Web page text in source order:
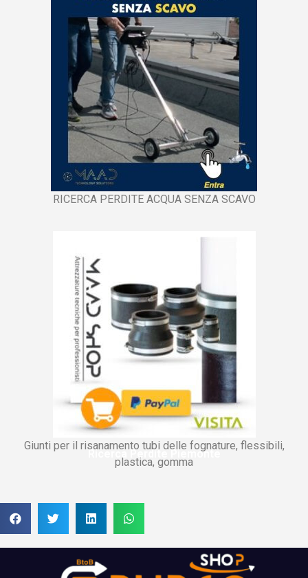
RICERCA PERDITE ACQUA SENZA SCAVO
Giunti per il risanamento tubi delle fognature, flessibili,
plastica, gomma
Ricerca Perdite Piemonte